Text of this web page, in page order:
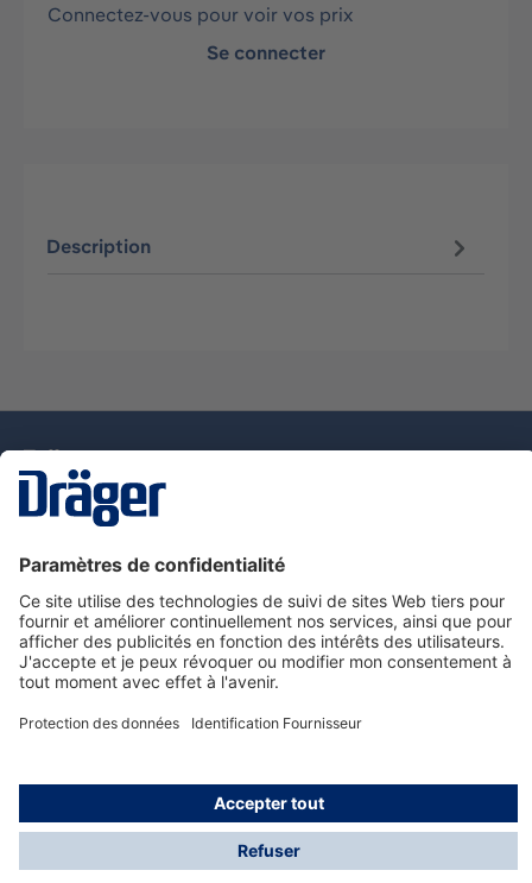
Connectez-vous pour voir vos prix
Se connecter
Description
Nous contacter
Service de e-commande Dräger
Informations sur les produits
© Dräger France SAS, 2024
*Prix hors taxe. Frais de gestion et de livraison standard
offerts; Indépendamment de la valeur ou du volume de